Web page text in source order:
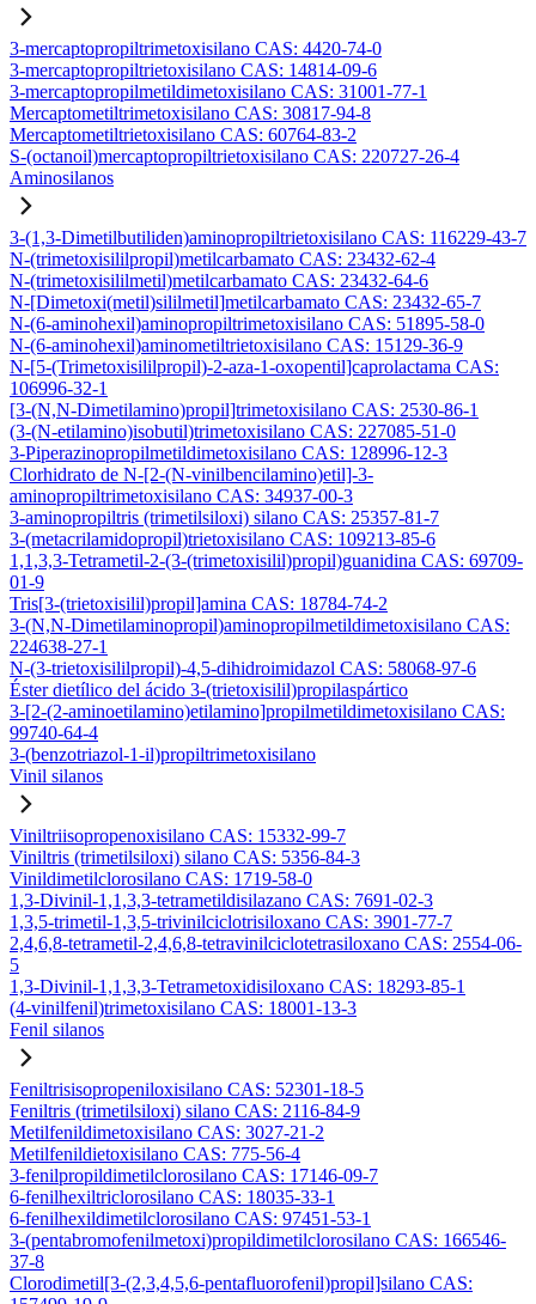
3-mercaptopropiltrimetoxisilano CAS: 4420-74-0
3-mercaptopropiltrietoxisilano CAS: 14814-09-6
3-mercaptopropilmetildimetoxisilano CAS: 31001-77-1
Mercaptometiltrimetoxisilano CAS: 30817-94-8
Mercaptometiltrietoxisilano CAS: 60764-83-2
S-(octanoil)mercaptopropiltrietoxisilano CAS: 220727-26-4
Aminosilanos
3-(1,3-Dimetilbutiliden)aminopropiltrietoxisilano CAS: 116229-43-7
N-(trimetoxisililpropil)metilcarbamato CAS: 23432-62-4
N-(trimetoxisililmetil)metilcarbamato CAS: 23432-64-6
N-[Dimetoxi(metil)sililmetil]metilcarbamato CAS: 23432-65-7
N-(6-aminohexil)aminopropiltrimetoxisilano CAS: 51895-58-0
N-(6-aminohexil)aminometiltrietoxisilano CAS: 15129-36-9
N-[5-(Trimetoxisililpropil)-2-aza-1-oxopentil]caprolactama CAS:
106996-32-1
[3-(N,N-Dimetilamino)propil]trimetoxisilano CAS: 2530-86-1
(3-(N-etilamino)isobutil)trimetoxisilano CAS: 227085-51-0
3-Piperazinopropilmetildimetoxisilano CAS: 128996-12-3
Clorhidrato de N-[2-(N-vinilbencilamino)etil]-3-
aminopropiltrimetoxisilano CAS: 34937-00-3
3-aminopropiltris (trimetilsiloxi) silano CAS: 25357-81-7
3-(metacrilamidopropil)trietoxisilano CAS: 109213-85-6
1,1,3,3-Tetrametil-2-(3-(trimetoxisilil)propil)guanidina CAS: 69709-
01-9
Tris[3-(trietoxisilil)propil]amina CAS: 18784-74-2
3-(N,N-Dimetilaminopropil)aminopropilmetildimetoxisilano CAS:
224638-27-1
N-(3-trietoxisililpropil)-4,5-dihidroimidazol CAS: 58068-97-6
Éster dietílico del ácido 3-(trietoxisilil)propilaspártico
3-[2-(2-aminoetilamino)etilamino]propilmetildimetoxisilano CAS:
99740-64-4
3-(benzotriazol-1-il)propiltrimetoxisilano
Vinil silanos
Viniltriisopropenoxisilano CAS: 15332-99-7
Viniltris (trimetilsiloxi) silano CAS: 5356-84-3
Vinildimetilclorosilano CAS: 1719-58-0
1,3-Divinil-1,1,3,3-tetrametildisilazano CAS: 7691-02-3
1,3,5-trimetil-1,3,5-trivinilciclotrisiloxano CAS: 3901-77-7
2,4,6,8-tetrametil-2,4,6,8-tetravinilciclotetrasiloxano CAS: 2554-06-
5
1,3-Divinil-1,1,3,3-Tetrametoxidisiloxano CAS: 18293-85-1
(4-vinilfenil)trimetoxisilano CAS: 18001-13-3
Fenil silanos
Feniltrisisopropeniloxisilano CAS: 52301-18-5
Feniltris (trimetilsiloxi) silano CAS: 2116-84-9
Metilfenildimetoxisilano CAS: 3027-21-2
Metilfenildietoxisilano CAS: 775-56-4
3-fenilpropildimetilclorosilano CAS: 17146-09-7
6-fenilhexiltriclorosilano CAS: 18035-33-1
6-fenilhexildimetilclorosilano CAS: 97451-53-1
3-(pentabromofenilmetoxi)propildimetilclorosilano CAS: 166546-
37-8
Clorodimetil[3-(2,3,4,5,6-pentafluorofenil)propil]silano CAS: